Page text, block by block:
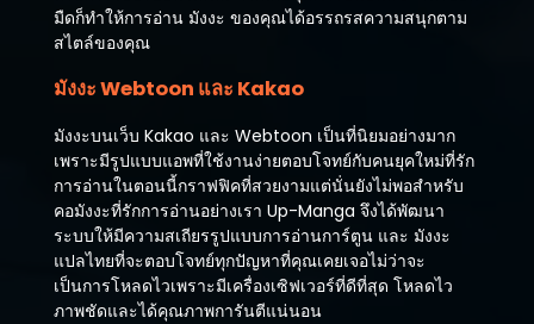
มืดก็ทำให้การอ่าน มังงะ ของคุณได้อรรถรสความสนุกตาม
สไตล์ของคุณ
มังงะ Webtoon และ Kakao
มังงะบนเว็บ Kakao และ Webtoon เป็นที่นิยมอย่างมาก
เพราะมีรูปแบบแอพที่ใช้งานง่ายตอบโจทย์กับคนยุคใหม่ที่รัก
การอ่านในตอนนี้กราฟฟิคที่สวยงามแต่นั่นยังไม่พอสำหรับ
คอมังงะที่รักการอ่านอย่างเรา Up-Manga จึงได้พัฒนา
ระบบให้มีความสเถียรรูปแบบการอ่านการ์ตูน และ มังงะ
แปลไทยที่จะตอบโจทย์ทุกปัญหาที่คุณเคยเจอไม่ว่าจะ
เป็นการโหลดไวเพราะมีเครื่องเซิฟเวอร์ที่ดีที่สุด โหลดไว
ภาพชัดและได้คุณภาพการันตีแน่นอน